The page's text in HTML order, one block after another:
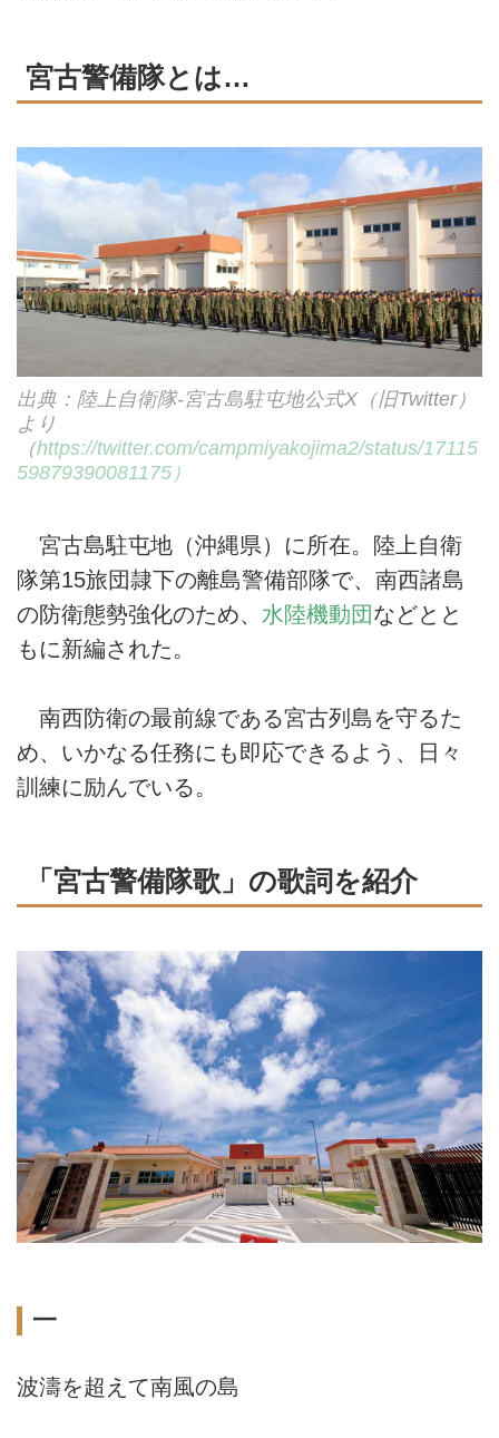
宮古警備隊とは…
出典：陸上自衛隊-宮古島駐屯地公式X（旧Twitter）
より
（https://twitter.com/campmiyakojima2/status/17115
59879390081175）
宮古島駐屯地（沖縄県）に所在。陸上自衛
隊第15旅団隷下の離島警備部隊で、南西諸島
の防衛態勢強化のため、 水陸機動団などとと
もに新編された。
南西防衛の最前線である宮古列島を守るた
め、いかなる任務にも即応できるよう、日々
訓練に励んでいる。
「宮古警備隊歌」の歌詞を紹介
一
波濤を超えて南風の島